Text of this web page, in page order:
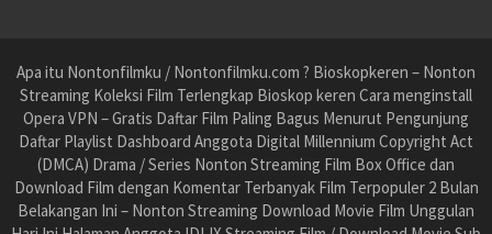
Apa itu Nontonfilmku / Nontonfilmku.com ? Bioskopkeren – Nonton
Streaming Koleksi Film Terlengkap Bioskop keren Cara menginstall
Opera VPN – Gratis Daftar Film Paling Bagus Menurut Pengunjung
Daftar Playlist Dashboard Anggota Digital Millennium Copyright Act
(DMCA) Drama / Series Nonton Streaming Film Box Office dan
Download Film dengan Komentar Terbanyak Film Terpopuler 2 Bulan
Belakangan Ini – Nonton Streaming Download Movie Film Unggulan